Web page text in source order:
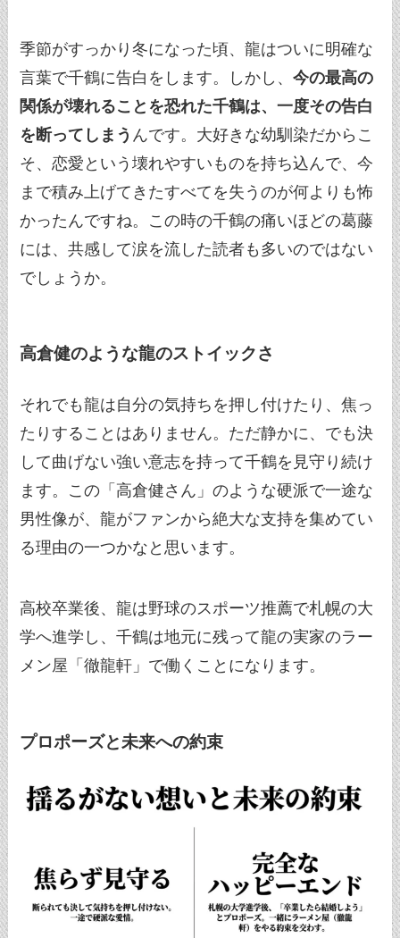
季節がすっかり冬になった頃、龍はついに明確な
言葉で千鶴に告白をします。しかし、今の最高の
関係が壊れることを恐れた千鶴は、一度その告白
を断ってしまう んです。大好きな幼馴染だからこ
そ、恋愛という壊れやすいものを持ち込んで、今
まで積み上げてきたすべてを失うのが何よりも怖
かったんですね。この時の千鶴の痛いほどの葛藤
には、共感して涙を流した読者も多いのではない
でしょうか。
高倉健のような龍のストイックさ
それでも龍は自分の気持ちを押し付けたり、焦っ
たりすることはありません。ただ静かに、でも決
して曲げない強い意志を持って千鶴を見守り続け
ます。この「高倉健さん」のような硬派で一途な
男性像が、龍がファンから絶大な支持を集めてい
る理由の一つかなと思います。
高校卒業後、龍は野球のスポーツ推薦で札幌の大
学へ進学し、千鶴は地元に残って龍の実家のラー
メン屋「徹龍軒」で働くことになります。
プロポーズと未来への約束